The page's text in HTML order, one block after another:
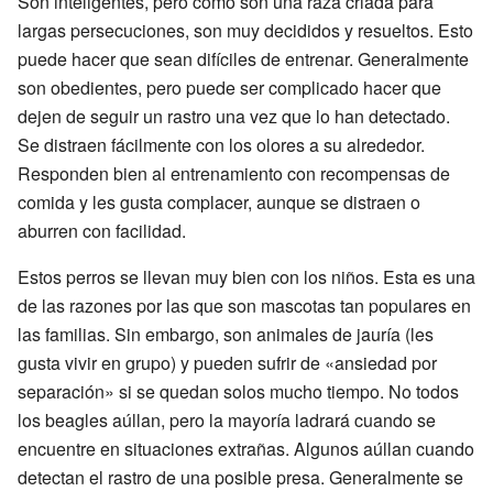
largas persecuciones, son muy decididos y resueltos. Esto
puede hacer que sean difíciles de entrenar. Generalmente
son obedientes, pero puede ser complicado hacer que
dejen de seguir un rastro una vez que lo han detectado.
Se distraen fácilmente con los olores a su alrededor.
Responden bien al entrenamiento con recompensas de
comida y les gusta complacer, aunque se distraen o
aburren con facilidad.
Estos perros se llevan muy bien con los niños. Esta es una
de las razones por las que son mascotas tan populares en
las familias. Sin embargo, son animales de jauría (les
gusta vivir en grupo) y pueden sufrir de «ansiedad por
separación» si se quedan solos mucho tiempo. No todos
los beagles aúllan, pero la mayoría ladrará cuando se
encuentre en situaciones extrañas. Algunos aúllan cuando
detectan el rastro de una posible presa. Generalmente se